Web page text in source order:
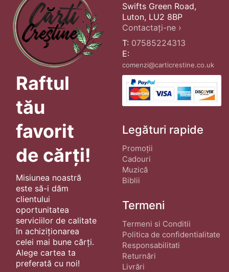
Raftul
tău
favorit
de cărți!
Misiunea noastră
este să-i dăm
clientului
oportunitatea
serviciilor de calitate
în achiziționarea
celei mai bune cărți.
Alege cartea ta
preferată cu noi!
Swifts Green Road,
Luton, LU2 8BP
Contactați-ne ›
T: 07585224313
E:
comenzi@carticrestine.co.uk
Legături rapide
Promoții
Cadouri
Muzică
Biblii
Termeni
Termeni si Conditii
Politica de confidentialitate
Responsabilitati
Returnări
Livrări